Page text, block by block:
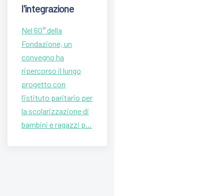
l'integrazione
Nel 60° della
Fondazione, un
convegno ha
ripercorso il lungo
progetto con
l’istituto paritario per
la scolarizzazione di
bambini e ragazzi p…